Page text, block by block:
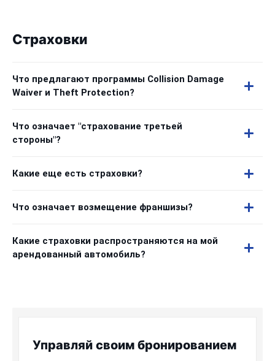
Страховки
Что предлагают программы Collision Damage
Waiver и Theft Protection?
Что означает "страхование третьей
стороны"?
Какие еще есть страховки?
Что означает возмещение франшизы?
Какие страховки распространяются на мой
арендованный автомобиль?
Управляй своим бронированием